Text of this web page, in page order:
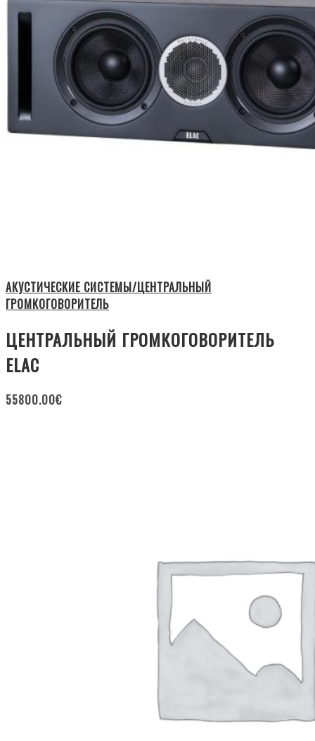
АКУСТИЧЕСКИЕ СИСТЕМЫ/ЦЕНТРАЛЬНЫЙ
ГРОМКОГОВОРИТЕЛЬ
ЦЕНТРАЛЬНЫЙ ГРОМКОГОВОРИТЕЛЬ
ELAC
55800.00€